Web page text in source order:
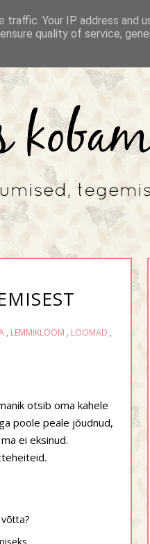
, LEMMIKLOOM , LOOMAD ,
otsib oma kahele
poole peale jõudnud,
ei eksinud.
Your IP address and
quality of service,